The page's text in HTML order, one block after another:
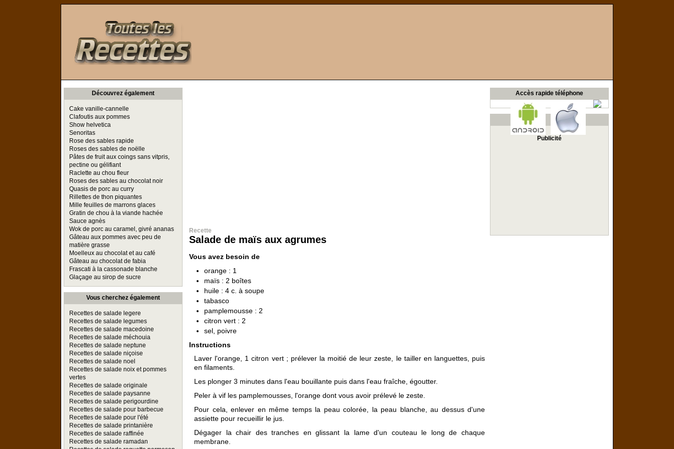
Découvrez également
Cake vanille-cannelle
Clafoutis aux pommes
Show helvetica
Senoritas
Rose des sables rapide
Roses des sables de noëlle
Pâtes de fruit aux coings sans vitpris,
pectine ou gélifiant
Raclette au chou fleur
Roses des sables au chocolat noir
Quasis de porc au curry
Rillettes de thon piquantes
Mille feuilles de marrons glaces
Gratin de chou à la viande hachée
Sauce agnès
Wok de porc au caramel, givré ananas
Gâteau aux pommes avec peu de
matière grasse
Moelleux au chocolat et au café
Gâteau au chocolat de fabia
Frascati à la cassonade blanche
Glaçage au sirop de sucre
Vous cherchez également
Recettes de salade legere
Recettes de salade legumes
Recettes de salade macedoine
Recettes de salade méchouia
Recettes de salade neptune
Recettes de salade niçoise
Recettes de salade noel
Recettes de salade noix et pommes
vertes
Recettes de salade originale
Recettes de salade paysanne
Recettes de salade perigourdine
Recettes de salade pour barbecue
Recettes de salade pour l'été
Recettes de salade printanière
Recettes de salade raffinée
Recettes de salade ramadan
Recette
Salade de maïs aux agrumes
Vous avez besoin de
orange : 1
maïs : 2 boîtes
huile : 4 c. à soupe
tabasco
pamplemousse : 2
citron vert : 2
sel, poivre
Instructions
Laver l'orange, 1 citron vert ; prélever la moitié de leur zeste, le tailler en languettes, puis
en filaments.
Les plonger 3 minutes dans l'eau bouillante puis dans l'eau fraîche, égoutter.
Peler à vif les pamplemousses, l'orange dont vous avoir prélevé le zeste.
Pour cela, enlever en même temps la peau colorée, la peau blanche, au dessus d'une
assiette pour recueillir le jus.
Dégager la chair des tranches en glissant la lame d'un couteau le long de chaque
membrane.
Accès rapide téléphone
Publicité